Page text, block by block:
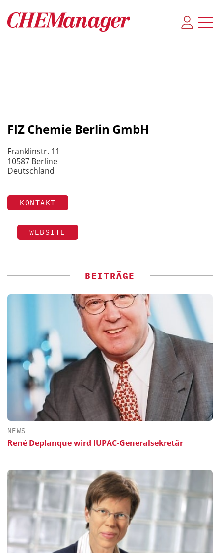
FIZ Chemie Berlin GmbH
Franklinstr. 11
10587 Berline
Deutschland
KONTAKT
WEBSITE
BEITRÄGE
NEWS
René Deplanque wird IUPAC-Generalsekretär